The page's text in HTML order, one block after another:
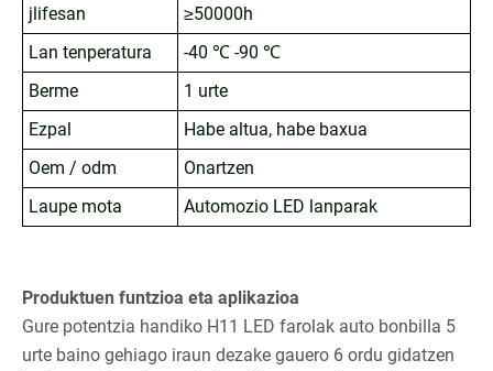
jlifesan
≥50000h
Lan tenperatura
-40 ℃ -90 ℃
Berme
1 urte
Ezpal
Habe altua, habe baxua
Oem / odm
Onartzen
Laupe mota
Automozio LED lanparak
Produktuen funtzioa eta aplikazioa
Gure potentzia handiko H11 LED farolak auto bonbilla 5
urte baino gehiago iraun dezake gauero 6 ordu gidatzen